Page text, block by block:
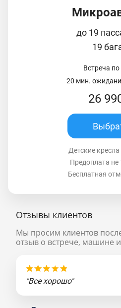
до 19
19
Встреча
20 мин.
26
Детские
Предоплата не
Бесплатная
Отзывы клиентов
Мы просим клиентов
отзыв о встрече, машине
"Все хорошо"